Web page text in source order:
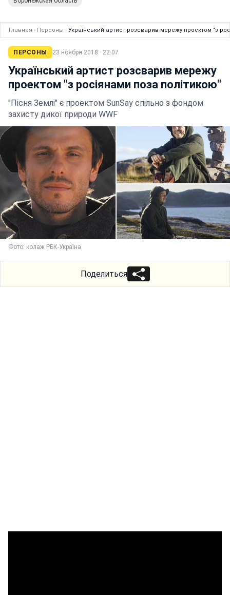
Главная › Персоны › Український артист розсварив мережу проектом "з
ПЕРСОНЫ 23 ноября 2018 · 22:07
Український артист розсварив мережу
проектом "з росіянами поза політикою"
"Пісня Землі" є проектом SunSay спільно з фондом
захисту дикої природи WWF
Фото: колаж РБК-Україна
Поделиться